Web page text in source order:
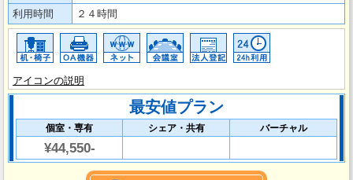
利用時間
２４時間
アイコンの説明
最安値プラン
個室・専有 シェア・共有 バーチャル
¥44,550-